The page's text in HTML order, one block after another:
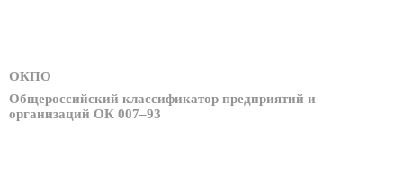
ОКПО
Общероссийский классификатор предприятий и
организаций ОК 007–93